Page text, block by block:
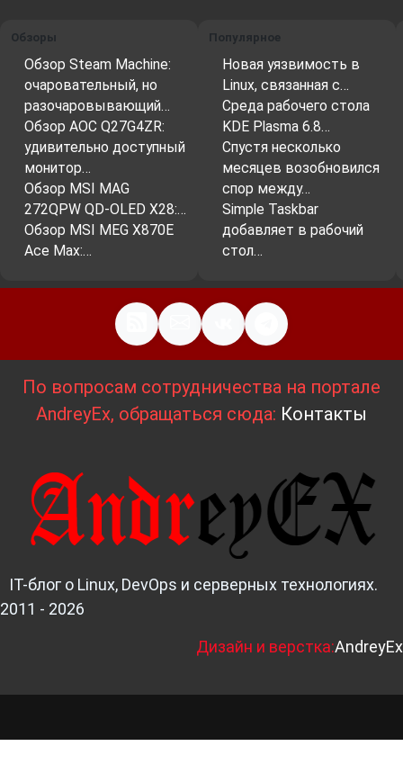
Обзоры
Обзор Steam Machine:
очаровательный, но
разочаровывающий…
Обзор AOC Q27G4ZR:
удивительно доступный
монитор…
Обзор MSI MAG
272QPW QD-OLED X28:…
Обзор MSI MEG X870E
Ace Max:…
Популярное
Новая уязвимость в
Linux, связанная с…
Среда рабочего стола
KDE Plasma 6.8…
Спустя несколько
месяцев возобновился
спор между…
Simple Taskbar
добавляет в рабочий
стол…
По вопросам сотрудничества на портале
AndreyEx, обращаться сюда: Контакты
IT-блог о Linux, DevOps и серверных технологиях.
2011 - 2026
Дизайн и верстка:AndreyEx